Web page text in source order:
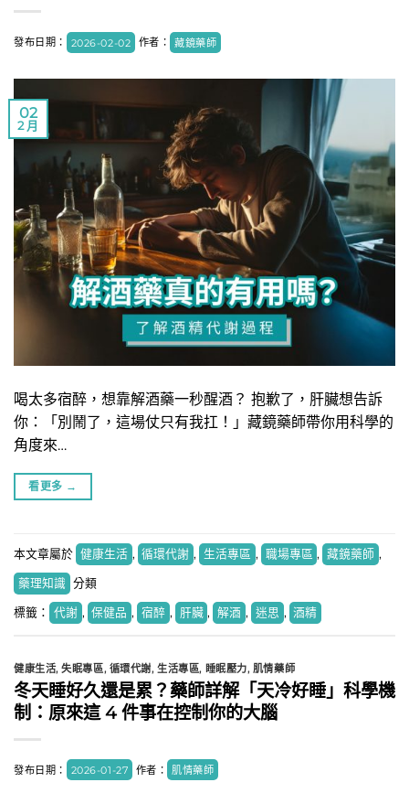
發布日期： 2026-02-02 作者： 藏鏡藥師
02
2 月
喝太多宿醉，想靠解酒藥一秒醒酒？ 抱歉了，肝臟想告訴
你：「別鬧了，這場仗只有我扛！」藏鏡藥師帶你用科學的
角度來…
看更多 →
本文章屬於 健康生活 , 循環代謝 , 生活專區 , 職場專區 , 藏鏡藥師 ,
藥理知識 分類
標籤： 代謝 , 保健品 , 宿醉 , 肝臟 , 解酒 , 迷思 , 酒精
健康生活,失眠專區, 循環代謝,生活專區, 睡眠壓力, 肌情藥師
冬天睡好久還是累？藥師詳解「天冷好睡」科學機
制：原來這 4 件事在控制你的大腦
發布日期： 2026-01-27 作者： 肌情藥師